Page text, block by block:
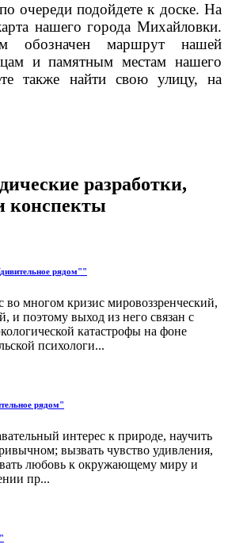
очереди подойдете к доске. На
нашего города Михайловки.
обозначен маршрут нашей
и памятным местам нашего
также найти свою улицу, на
разработки,
конспекты
рядом""
во многом кризис мировоззренческий,
и поэтому выход из него связан с
катастрофы на фоне
психологи...
рядом"
интерес к природе, научить
вызвать чувство удивления,
любовь к окружающему миру и
пр...